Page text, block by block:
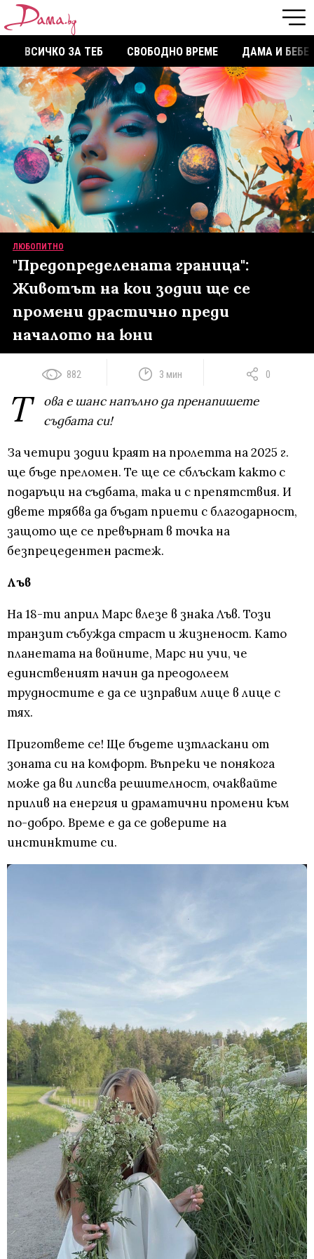
ВСИЧКО ЗА ТЕБ СВОБОДНО ВРЕМЕ ДАМА И БЕБЕ
ЛЮБОПИТНО
"Предопределената граница":
Животът на кои зодии ще се
промени драстично преди
началото на юни
882 3 мин 0
Т
ова е шанс напълно да пренапишете
съдбата си!
За четири зодии краят на пролетта на 2025 г.
ще бъде преломен. Те ще се сблъскат както с
подаръци на съдбата, така и с препятствия. И
двете трябва да бъдат приети с благодарност,
защото ще се превърнат в точка на
безпрецедентен растеж.
Лъв
На 18-ти април Марс влезе в знака Лъв. Този
транзит събужда страст и жизненост. Като
планетата на войните, Марс ни учи, че
единственият начин да преодолеем
трудностите е да се изправим лице в лице с
тях.
Пригответе се! Ще бъдете изтласкани от
зоната си на комфорт. Въпреки че понякога
може да ви липсва решителност, очаквайте
прилив на енергия и драматични промени към
по-добро. Време е да се доверите на
инстинктите си.